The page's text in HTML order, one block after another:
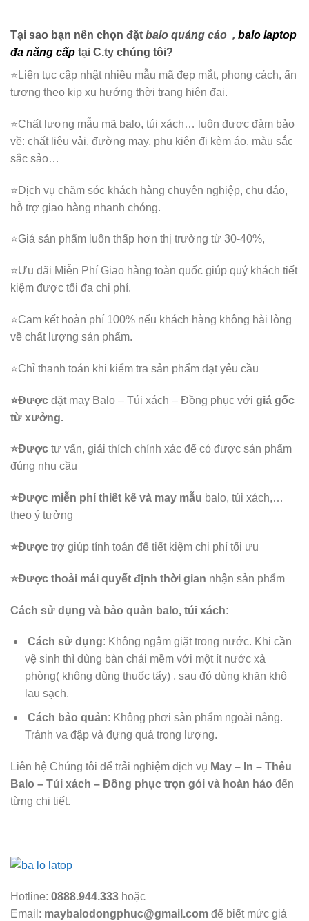
Tại sao bạn nên chọn đặt balo quảng cáo , balo laptop
đa năng cấp tại C.ty chúng tôi?
⭐️Liên tục cập nhật nhiều mẫu mã đẹp mắt, phong cách, ấn
tượng theo kịp xu hướng thời trang hiện đại.
⭐️Chất lượng mẫu mã balo, túi xách…
luôn được đảm bảo
về: chất liệu vải, đường may, phụ kiện đi kèm áo, màu sắc
sắc sảo…
⭐️Dịch vụ chăm sóc khách hàng chuyên nghiệp, chu đáo,
hỗ trợ giao hàng nhanh chóng.
⭐️Giá sản phẩm luôn thấp hơn thị trường từ 30-40%,
⭐️Ưu đãi Miễn Phí Giao hàng toàn quốc giúp quý khách tiết
kiệm được tối đa chi phí.
⭐️Cam kết hoàn phí 100% nếu khách hàng không hài lòng
về chất lượng sản phẩm.
⭐️Chỉ thanh toán khi kiểm tra sản phẩm đạt yêu cầu
⭐️Được đặt may Balo – Túi xách – Đồng phục với giá gốc
từ xưởng.
⭐️Được tư vấn, giải thích chính xác để có được sản phẩm
đúng nhu cầu
⭐️Được miễn phí thiết kế và may mẫu balo, túi xách,…
theo ý tưởng
⭐️Được trợ giúp tính toán để tiết kiệm chi phí tối ưu
⭐️Được thoải mái quyết định thời gian nhận sản phẩm
Cách sử dụng và bảo quản balo, túi xách:
Cách sử dụng: Không ngâm giặt trong nước. Khi cần
vệ sinh thì dùng bàn chải mềm với một ít nước xà
phòng( không dùng thuốc tẩy) , sau đó dùng khăn khô
lau sạch.
Cách bảo quản: Không phơi sản phẩm ngoài nắng.
Tránh va đập và đựng quá trọng lượng.
Liên hệ Chúng tôi để trải nghiệm dịch vụ May – In – Thêu
Balo – Túi xách – Đồng phục trọn gói và hoàn hảo đến
từng chi tiết.
Hotline: 0888.944.333 hoặc
Email: maybalodongphuc@gmail.com để biết mức giá